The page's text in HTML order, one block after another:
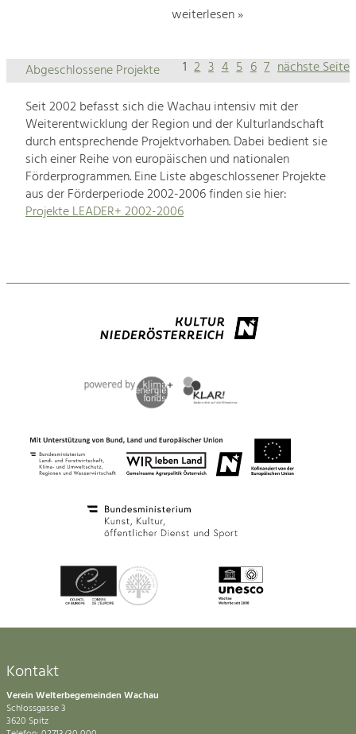
weiterlesen »
1 2 3 4 5 6 7 nächste Seite
Abgeschlossene Projekte
Seit 2002 befasst sich die Wachau intensiv mit der
Weiterentwicklung der Region und der Kulturlandschaft
durch entsprechende Projektvorhaben. Dabei bedient sie
sich einer Reihe von europäischen und nationalen
Förderprogrammen. Eine Liste abgeschlossener Projekte
aus der Förderperiode 2002-2006 finden sie hier:
Projekte LEADER+ 2002-2006
Kontakt
Verein Welterbegemeinden Wachau
Schlossgasse 3
3620 Spitz